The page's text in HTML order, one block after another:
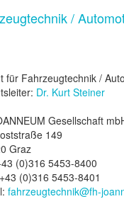
/
für Fahrzeugtechnik /
Dr. Kurt Steiner
Gesellschaft
149
Graz
(0)316 5453-8400
(0)316 5453-8401
fahrzeugtechnik@fh-